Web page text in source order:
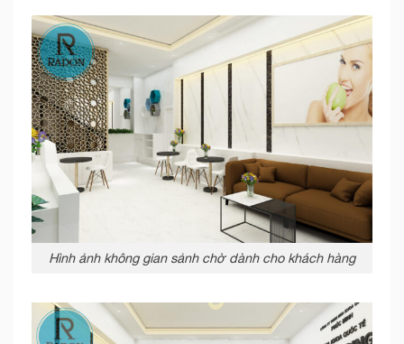
Hình ảnh không gian sảnh chờ dành cho khách hàng